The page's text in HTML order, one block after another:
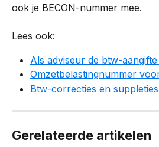
ook je BECON-nummer mee.
Lees ook:
Als adviseur de btw-
Omzetbelastingnummer
Btw-correcties en suppleties
Gerelateerde artikelen